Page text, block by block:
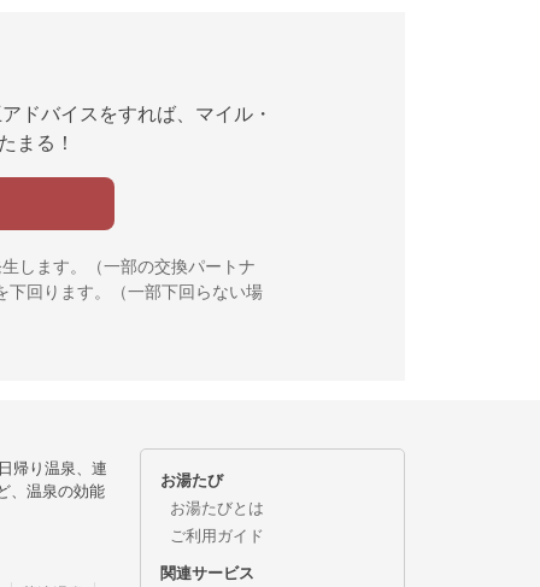
ドバイスをすれば、マイル・
まる！
します。（一部の交換パートナ
下回ります。（一部下回らない場
帰り温泉、連
、温泉の効能
お湯たび
お湯たびとは
ご利用ガイド
関連サービス